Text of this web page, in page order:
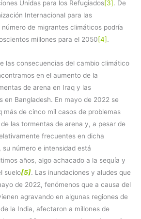
Unidas para los Refugiados[3]. De
Internacional para las
de migrantes climáticos podría
millones para el 2050[4].
las consecuencias del cambio climático
en el aumento de la
de arena en Iraq y las
en Bangladesh. En mayo de 2022 se
más de cinco mil casos de problemas
las tormentas de arena y, a pesar de
frecuentes en dicha
número e intensidad está
años, algo achacado a la sequía y
suelo[5]. Las inundaciones y aludes que
de 2022, fenómenos que a causa del
agravando en algunas regiones de
la India, afectaron a millones de